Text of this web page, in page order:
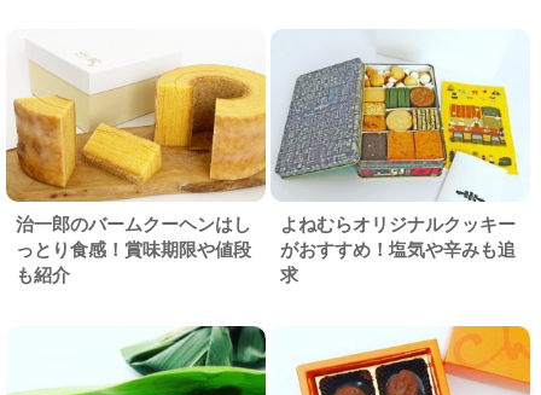
治一郎のバームクーヘンはし
っとり食感！賞味期限や値段
も紹介
よねむらオリジナルクッキー
がおすすめ！塩気や辛みも追
求